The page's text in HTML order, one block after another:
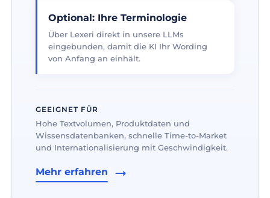
Optional: Ihre Terminologie
Über Lexeri direkt in unsere LLMs
eingebunden, damit die KI Ihr Wording
von Anfang an einhält.
GEEIGNET FÜR
Hohe Textvolumen, Produktdaten und
Wissensdatenbanken, schnelle Time-to-Market
und Internationalisierung mit Geschwindigkeit.
Mehr erfahren